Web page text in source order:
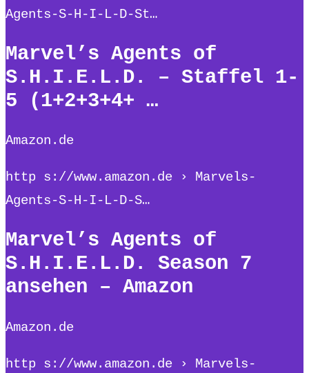
Agents-S-H-I-L-D-St…
Marvel’s Agents of
S.H.I.E.L.D. – Staffel 1-
5 (1+2+3+4+ …
Amazon.de
http s://www.amazon.de › Marvels-
Agents-S-H-I-L-D-S…
Marvel’s Agents of
S.H.I.E.L.D. Season 7
ansehen – Amazon
Amazon.de
http s://www.amazon.de › Marvels-